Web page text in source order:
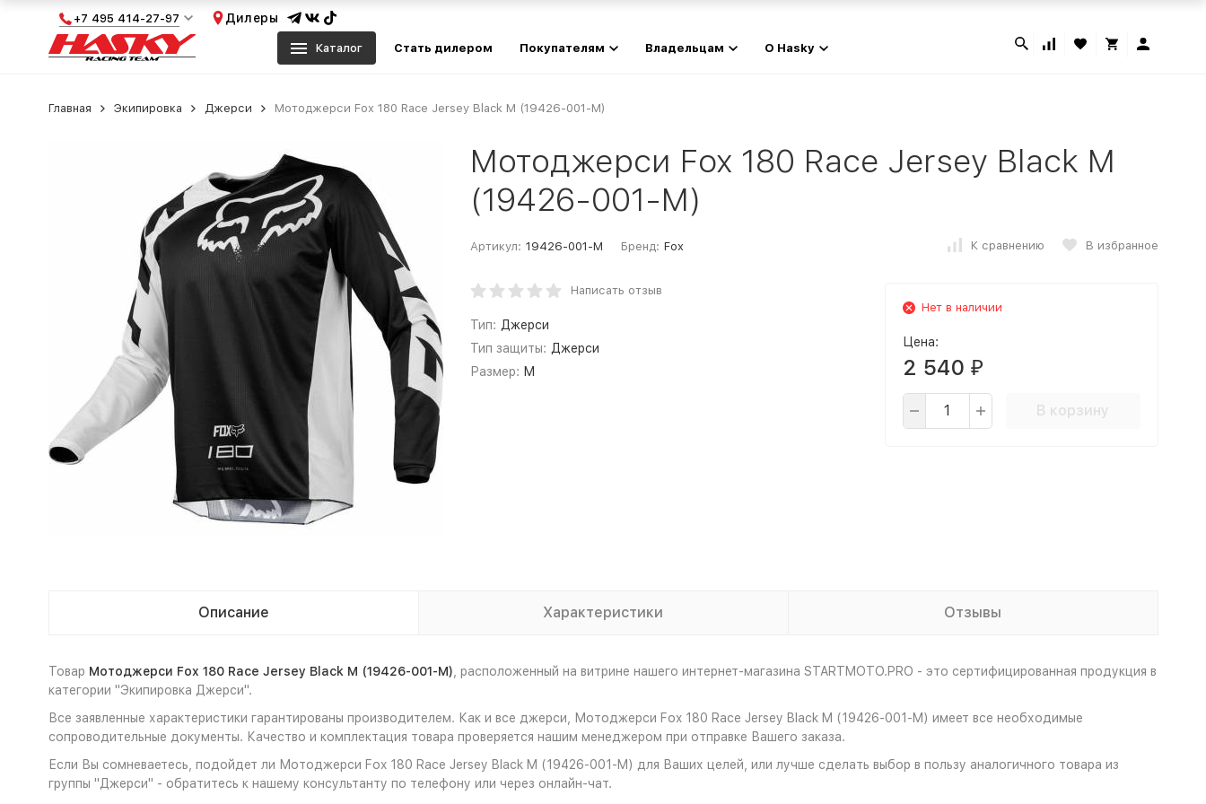
+7 495 414-27-97 Дилеры
Каталог Стать дилером Покупателям Владельцам О Hasky
Главная Экипировка Джерси Мотоджерси Fox 180 Race Jersey Black M (19426-001-M)
Мотоджерси Fox 180 Race Jersey Black M
(19426-001-M)
Артикул: 19426-001-M Бренд: Fox К сравнению В избранное
Написать отзыв
Тип: Джерси
Тип защиты: Джерси
Размер: M
Нет в наличии
Цена:
2 540 ₽
В корзину
Описание Характеристики Отзывы
Товар Мотоджерси Fox 180 Race Jersey Black M (19426-001-M) , расположенный на витрине нашего интернет-магазина STARTMOTO.PRO - это сертифицированная продукция в
категории "Экипировка Джерси".
Все заявленные характеристики гарантированы производителем. Как и все джерси, Мотоджерси Fox 180 Race Jersey Black M (19426-001-M) имеет все необходимые
сопроводительные документы. Качество и комплектация товара проверяется нашим менеджером при отправке Вашего заказа.
Если Вы сомневаетесь, подойдет ли Мотоджерси Fox 180 Race Jersey Black M (19426-001-M) для Ваших целей, или лучше сделать выбор в пользу аналогичного товара из
группы "Джерси" - обратитесь к нашему консультанту по телефону или через онлайн-чат.